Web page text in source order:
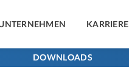
KARRIERE
DOWNLOADS